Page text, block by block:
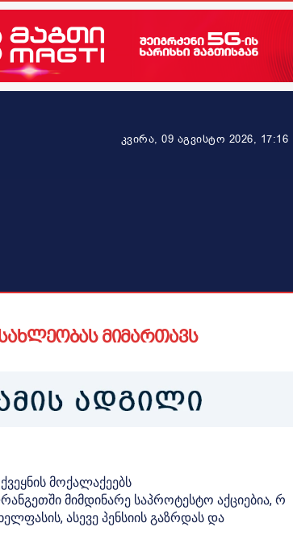
კვირა, 09 აგვისტო 2026, 17:16
მიმართავს
მოქალაქეებს
მიმდინარე საპროტესტო აქციებია, რ
ასევე პენსიის გაზრდას და